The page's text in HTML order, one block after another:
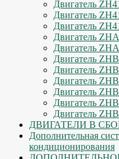
Двигатель
Двигатель
Двигатель
Двигатель
Двигатель
Двигатель
Двигатель
Двигатель
Двигатель
Двигатель
Двигатель
ДВИГАТЕЛИ В
Дополнительная
кондиционирования